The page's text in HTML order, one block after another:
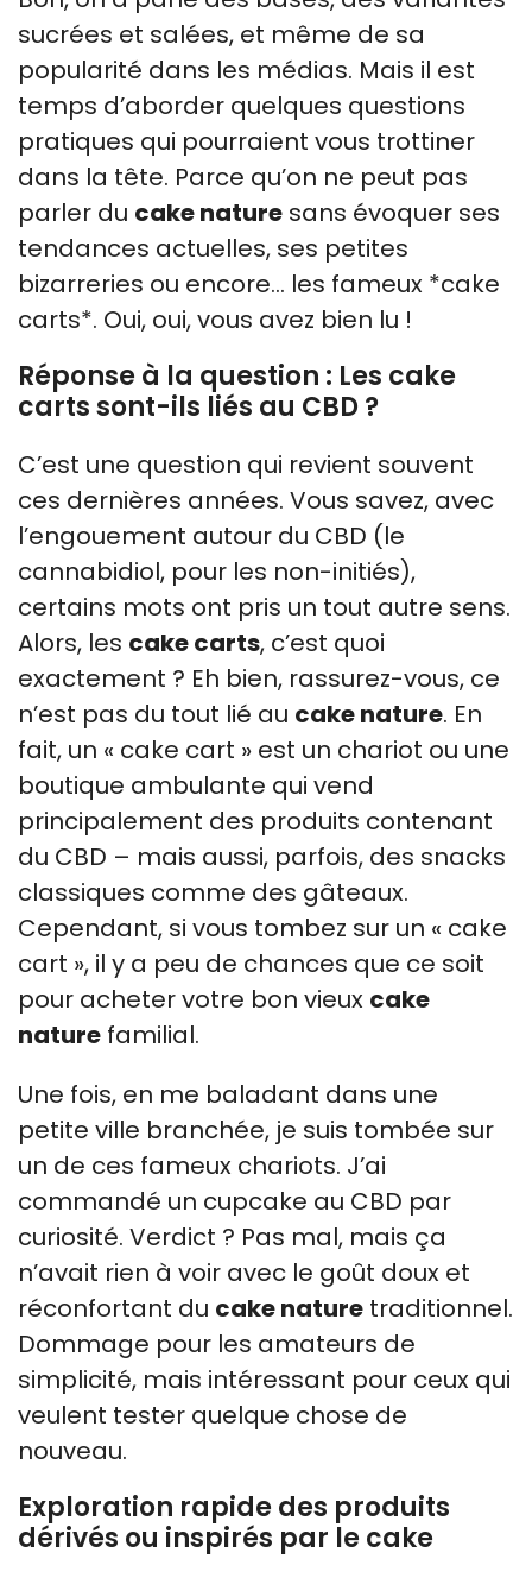
sucrées et salées, et même de sa
popularité dans les médias. Mais il est
temps d’aborder quelques questions
pratiques qui pourraient vous trottiner
dans la tête. Parce qu’on ne peut pas
parler du cake nature sans évoquer ses
tendances actuelles, ses petites
bizarreries ou encore… les fameux *cake
carts*. Oui, oui, vous avez bien lu !
Réponse à la question : Les cake
carts sont-ils liés au CBD ?
C’est une question qui revient souvent
ces dernières années. Vous savez, avec
l’engouement autour du CBD (le
cannabidiol, pour les non-initiés),
certains mots ont pris un tout autre sens.
Alors, les cake carts, c’est quoi
exactement ? Eh bien, rassurez-vous, ce
n’est pas du tout lié au cake nature. En
fait, un « cake cart » est un chariot ou une
boutique ambulante qui vend
principalement des produits contenant
du CBD – mais aussi, parfois, des snacks
classiques comme des gâteaux.
Cependant, si vous tombez sur un « cake
cart », il y a peu de chances que ce soit
pour acheter votre bon vieux cake
nature familial.
Une fois, en me baladant dans une
petite ville branchée, je suis tombée sur
un de ces fameux chariots. J’ai
commandé un cupcake au CBD par
curiosité. Verdict ? Pas mal, mais ça
n’avait rien à voir avec le goût doux et
réconfortant du cake nature traditionnel.
Dommage pour les amateurs de
simplicité, mais intéressant pour ceux qui
veulent tester quelque chose de
nouveau.
Exploration rapide des produits
dérivés ou inspirés par le cake